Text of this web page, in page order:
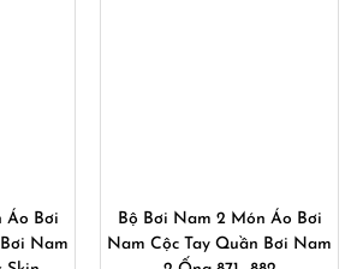
Áo Bơi
Nam
Bộ Bơi Nam 2 Món Áo Bơi
Nam Cộc Tay Quần Bơi Nam